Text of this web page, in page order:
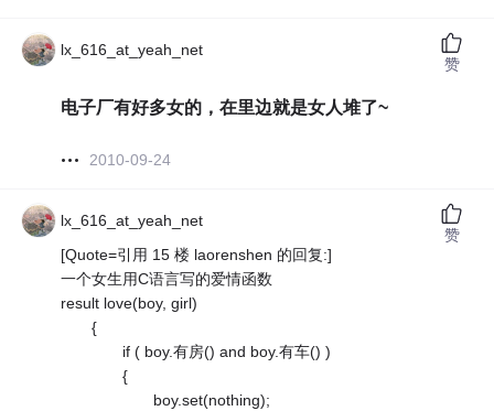
lx_616_at_yeah_net
电子厂有好多女的，在里边就是女人堆了~
2010-09-24
赞
lx_616_at_yeah_net
[Quote=引用 15 楼 laorenshen 的回复:]
一个女生用C语言写的爱情函数
result love(boy, girl)
{
if ( boy.有房() and boy.有车() )
{
boy.set(nothing);
赞